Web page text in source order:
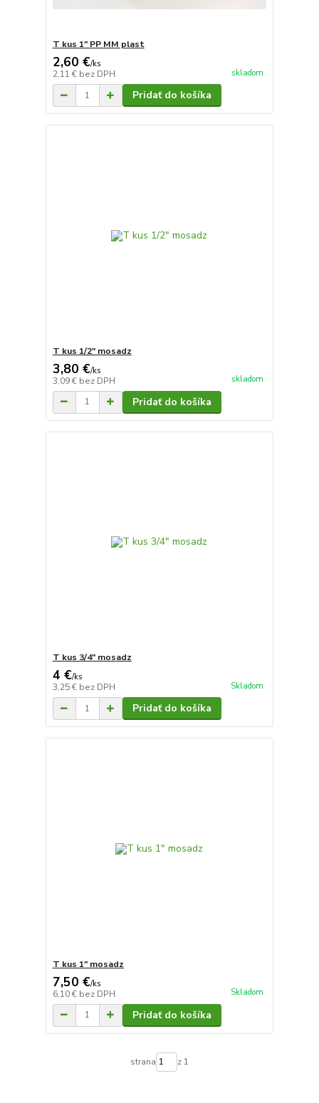
T kus 1" PP MM plast
2,60 €/ks
2,11 € bez DPH skladom
Pridať do košíka
T kus 1/2" mosadz
3,80 €/ks
3,09 € bez DPH skladom
Pridať do košíka
T kus 3/4" mosadz
4 €/ks
3,25 € bez DPH Skladom
Pridať do košíka
T kus 1" mosadz
7,50 €/ks
6,10 € bez DPH Skladom
Pridať do košíka
strana z 1